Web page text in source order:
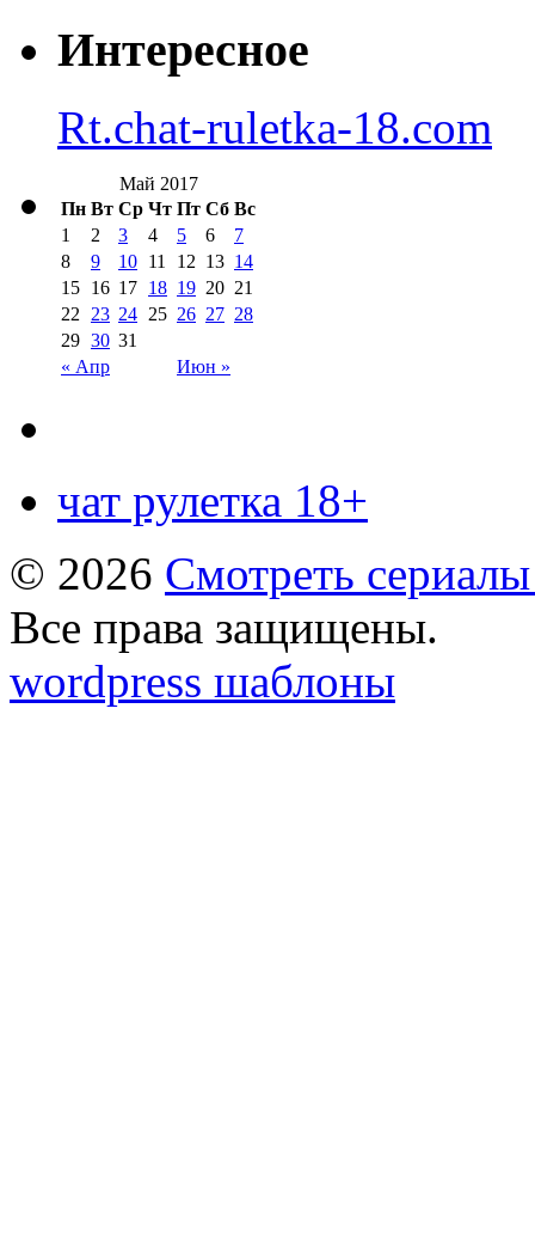
Интересное
Rt.chat-ruletka-18.com
Май 2017
Пн Вт Ср Чт Пт Сб Вс
« Апр Июн »
1 2 3 4 5 6
7
8
9 10 11 12 13 14
15 16 17 18 19 20 21
22
23 24 25 26 27 28
29 30 31
чат рулетка 18+
© 2026 Смотреть
Все права защищены.
wordpress шаблоны